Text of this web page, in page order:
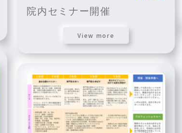
院内セミナー開催
View more